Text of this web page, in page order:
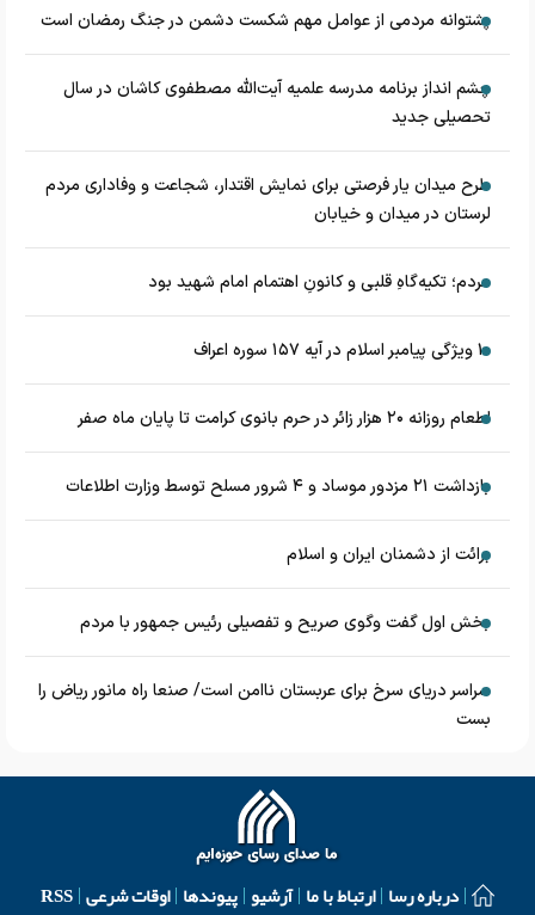
پشتوانه مردمی از عوامل مهم شکست دشمن در جنگ رمضان است
چشم‌ انداز برنامه مدرسه علمیه آیت‌الله مصطفوی کاشان در سال
تحصیلی جدید
طرح میدان یار فرصتی برای نمایش اقتدار، شجاعت و وفاداری مردم
لرستان در میدان و خیابان
مردم؛ تکیه‌گاهِ قلبی و کانونِ اهتمام امام شهید بود
۱۰ ویژگی پیامبر اسلام در آیه ۱۵۷ سوره اعراف
اطعام روزانه ۲۰ هزار زائر در حرم بانوی کرامت تا پایان ماه صفر
بازداشت ۲۱ مزدور موساد و ۴ شرور مسلح توسط وزارت اطلاعات
برائت از دشمنان ایران و اسلام
بخش اول گفت وگوی صریح و تفصیلی رئیس جمهور با مردم
سراسر دریای سرخ برای عربستان ناامن است/ صنعا راه مانور ریاض را
بست
درباره رسا ارتباط با ما آرشیو پیوندها اوقات شرعی RSS